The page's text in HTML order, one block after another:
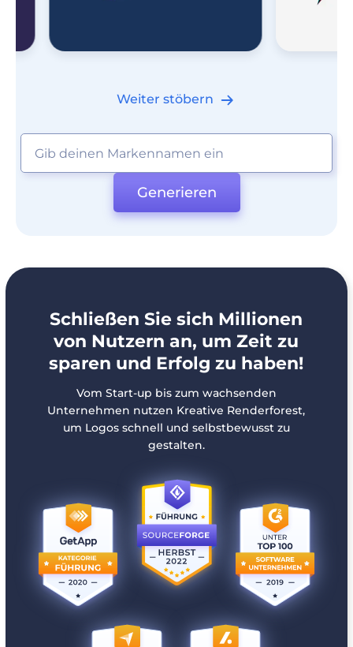
Weiter stöbern
Generieren
Schließen Sie sich Millionen
von Nutzern an, um Zeit zu
sparen und Erfolg zu haben!
Vom Start-up bis zum wachsenden
Unternehmen nutzen Kreative Renderforest,
um Logos schnell und selbstbewusst zu
gestalten.